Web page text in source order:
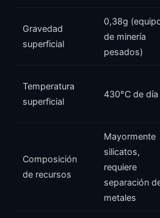
Gravedad
superficial
0,38g
de minería
pesados)
Temperatura
superficial
430°C de día
Composición
de recursos
Mayormente
silicatos,
requiere
separación
metales